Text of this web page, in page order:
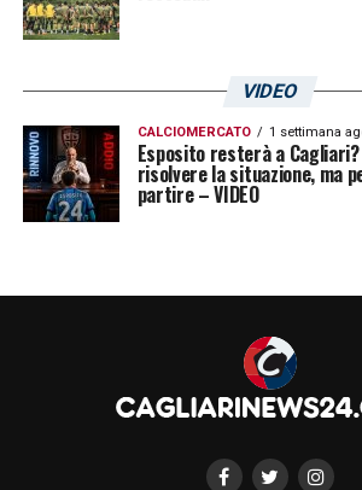
VIDEO
CALCIOMERCATO 1 settimana
Esposito resterà a Cagliari?
risolvere la situazione, ma
partire – VIDEO